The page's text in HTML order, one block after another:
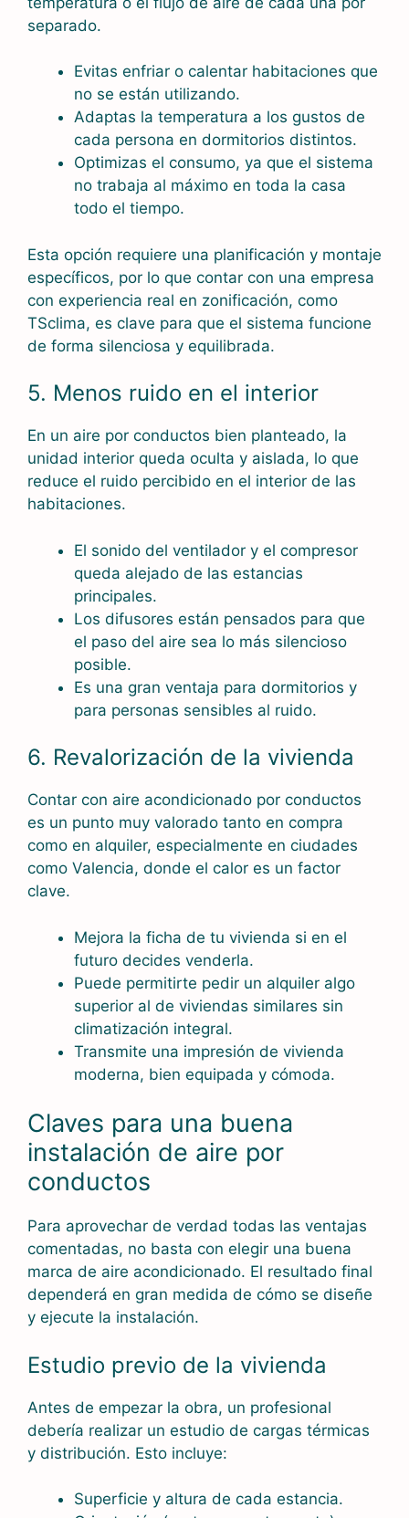
separado.
Evitas enfriar o calentar habitaciones que
no se están utilizando.
Adaptas la temperatura a los gustos de
cada persona en dormitorios distintos.
Optimizas el consumo, ya que el sistema
no trabaja al máximo en toda la casa
todo el tiempo.
Esta opción requiere una planificación y montaje
específicos, por lo que contar con una empresa
con experiencia real en zonificación, como
TSclima, es clave para que el sistema funcione
de forma silenciosa y equilibrada.
5. Menos ruido en el interior
En un aire por conductos bien planteado, la
unidad interior queda oculta y aislada, lo que
reduce el ruido percibido en el interior de las
habitaciones.
El sonido del ventilador y el compresor
queda alejado de las estancias
principales.
Los difusores están pensados para que
el paso del aire sea lo más silencioso
posible.
Es una gran ventaja para dormitorios y
para personas sensibles al ruido.
6. Revalorización de la vivienda
Contar con aire acondicionado por conductos
es un punto muy valorado tanto en compra
como en alquiler, especialmente en ciudades
como Valencia, donde el calor es un factor
clave.
Mejora la ficha de tu vivienda si en el
futuro decides venderla.
Puede permitirte pedir un alquiler algo
superior al de viviendas similares sin
climatización integral.
Transmite una impresión de vivienda
moderna, bien equipada y cómoda.
Claves para una buena
instalación de aire por
conductos
Para aprovechar de verdad todas las ventajas
comentadas, no basta con elegir una buena
marca de aire acondicionado. El resultado final
dependerá en gran medida de cómo se diseñe
y ejecute la instalación.
Estudio previo de la vivienda
Antes de empezar la obra, un profesional
debería realizar un estudio de cargas térmicas
y distribución. Esto incluye:
Superficie y altura de cada estancia.